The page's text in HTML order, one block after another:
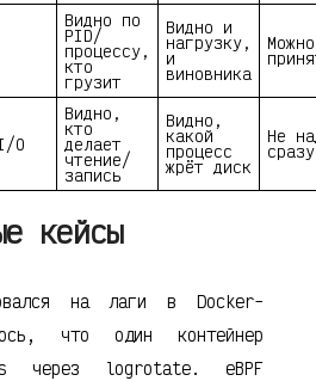
Видно по
PID/
процессу,
кто
грузит
Видно и
нагрузку,
и
виновника
O
Видно,
кто
делает
чтение/
запись
Видно,
какой
процесс
жрёт диск
Не
кейсы
на лаги в Docker-
что один контейнер
через logrotate. eBPF